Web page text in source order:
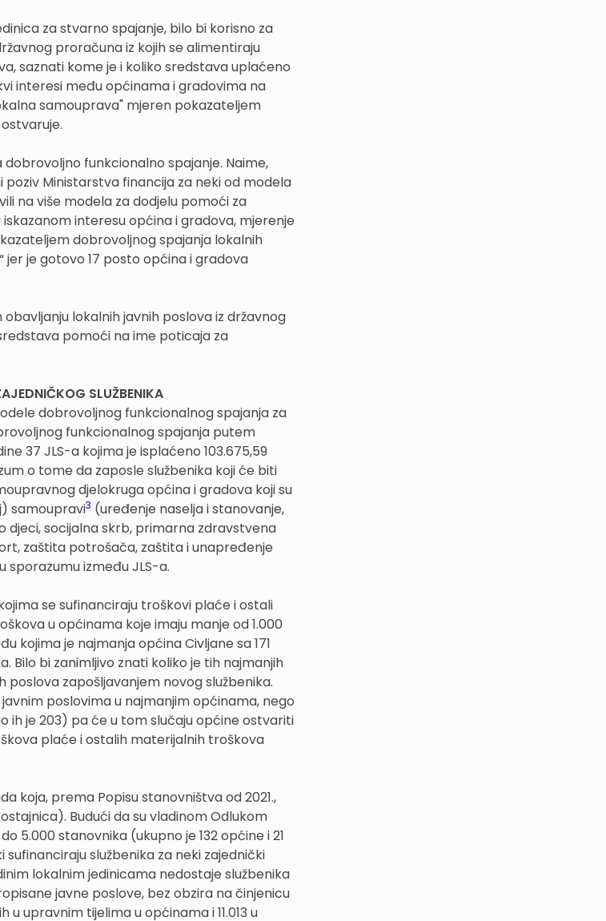
za stvarno spajanje, bilo bi korisno za
proračuna iz kojih se alimentiraju
saznati kome je i koliko sredstava uplaćeno
interesi među općinama i gradovima na
samouprava" mjeren pokazateljem
funkcionalno spajanje. Naime,
poziv Ministarstva financija za neki od modela
na više modela za dodjelu pomoći za
interesu općina i gradova, mjerenje
dobrovoljnog spajanja lokalnih
jer je gotovo 17 posto općina i gradova
lokalnih javnih poslova iz državnog
pomoći na ime poticaja za
SLUŽBENIKA
dobrovoljnog funkcionalnog spajanja za
funkcionalnog spajanja putem
37 JLS-a kojima je isplaćeno 103.675,59
o tome da zaposle službenika koji će biti
djelokruga općina i gradova koji su
samoupravi3 (uređenje naselja i stanovanje,
socijalna skrb, primarna zdravstvena
zaštita potrošača, zaštita i unapređenje
sporazumu između JLS-a.
se sufinanciraju troškovi plaće i ostali
u općinama koje imaju manje od 1.000
kojima je najmanja općina Civljane sa 171
Bilo bi zanimljivo znati koliko je tih najmanjih
zapošljavanjem novog službenika.
poslovima u najmanjim općinama, nego
ih je 203) pa će u tom slučaju općine ostvariti
plaće i ostalih materijalnih troškova
koja, prema Popisu stanovništva od 2021.,
Budući da su vladinom Odlukom
5.000 stanovnika (ukupno je 132 općine i 21
službenika za neki zajednički
lokalnim jedinicama nedostaje službenika
javne poslove, bez obzira na činjenicu
upravnim tijelima u općinama i 11.013 u